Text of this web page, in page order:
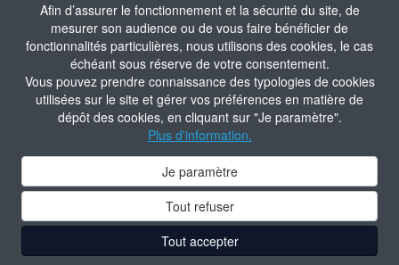
Afin d’assurer le fonctionnement et la sécurité du site, de
mesurer son audience ou de vous faire bénéficier de
fonctionnalités particulières, nous utilisons des cookies, le cas
échéant sous réserve de votre consentement.
Vous pouvez prendre connaissance des typologies de cookies
utilisées sur le site et gérer vos préférences en matière de
dépôt des cookies, en cliquant sur "Je paramètre".
Plus d'information.
Je paramètre
Tout refuser
Tout accepter